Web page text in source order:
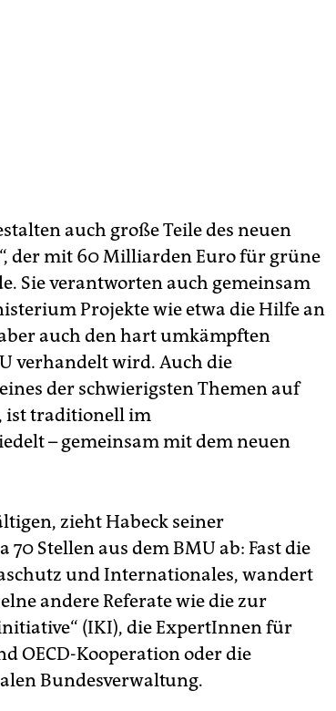
auch große Teile des neuen
der mit 60 Milliarden Euro für grüne
Sie verantworten auch gemeinsam
Projekte wie etwa die Hilfe an
auch den hart umkämpften
verhandelt wird. Auch die
der schwierigsten Themen auf
ist traditionell im
– gemeinsam mit dem neuen
zieht Habeck seiner
Stellen aus dem BMU ab: Fast die
und Internationales, wandert
andere Referate wie die zur
(IKI), die ExpertInnen für
OECD-Kooperation oder die
Bundesverwaltung.